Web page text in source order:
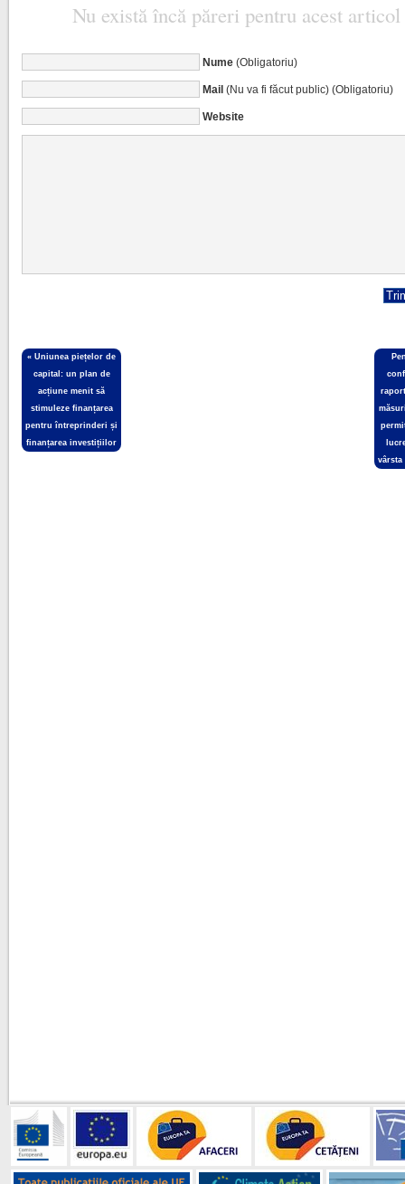
Nu există încă păreri pentru acest articol
Nume(Obligatoriu)
Mail(Nu va fi făcut public) (Obligatoriu)
Website
«Uniunea piețelor de
capital: un plan de
acțiune menit să
stimuleze finanțarea
pentru întreprinderi și
finanțarea investițiilor
vârsta